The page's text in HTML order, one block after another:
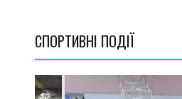
СПОРТИВНI ПОДІЇ